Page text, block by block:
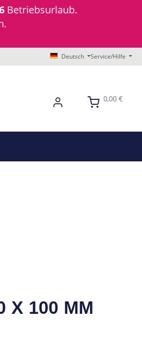
Betriebsurlaub.
Deutsch Service/Hilfe
0,00 €
MM ED